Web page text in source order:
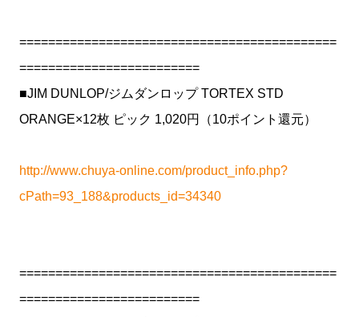
============================================
=========================
■JIM DUNLOP/ジムダンロップ TORTEX STD
ORANGE×12枚 ピック 1,020円（10ポイント還元）
http://www.chuya-online.com/product_info.php?
cPath=93_188&products_id=34340
============================================
=========================